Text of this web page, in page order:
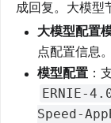
成回复。大模型
大模型配置
点配置信息。
模型配置 ：
ERNIE-
Speed-